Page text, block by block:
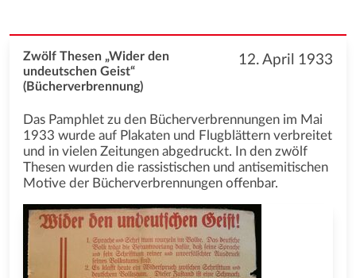
12. April 1933
Zwölf Thesen „Wider den
undeutschen Geist“
(Bücherverbrennung)
Das Pamphlet zu den Bücherverbrennungen im Mai
1933 wurde auf Plakaten und Flugblättern verbreitet
und in vielen Zeitungen abgedruckt. In den zwölf
Thesen wurden die rassistischen und antisemitischen
Motive der Bücherverbrennungen offenbar.